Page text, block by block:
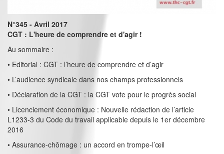
N°345 - Avril 2017
CGT : L'heure de comprendre et d'agir !
Au sommaire :
• Editorial : CGT : l’heure de comprendre et d’agir
• L’audience syndicale dans nos champs professionnels
• Déclaration de la CGT : la CGT vote pour le progrès social
• Licenciement économique : Nouvelle rédaction de l’article
L1233-3 du Code du travail applicable depuis le 1er décembre
2016
• Assurance-chômage : un accord en trompe-l’œil